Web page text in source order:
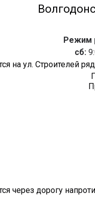
Режим
сб:
на ул. Строителей
через дорогу